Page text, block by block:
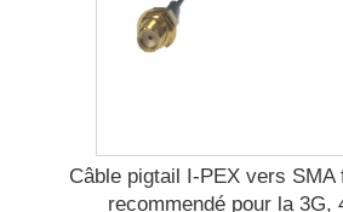
Câble pigtail I-PEX vers SMA
recommendé pour la 3G,